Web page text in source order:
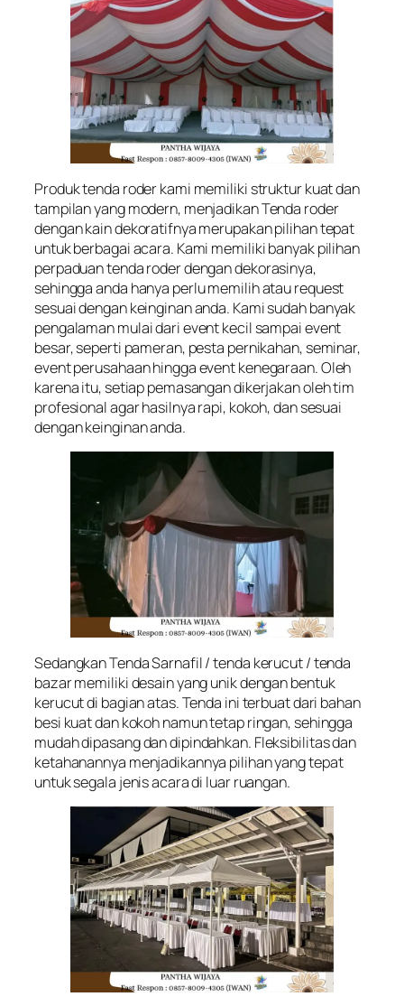
Produk tenda roder kami memiliki struktur kuat dan
tampilan yang modern, menjadikan Tenda roder
dengan kain dekoratifnya merupakan pilihan tepat
untuk berbagai acara. Kami memiliki banyak pilihan
perpaduan tenda roder dengan dekorasinya,
sehingga anda hanya perlu memilih atau request
sesuai dengan keinginan anda. Kami sudah banyak
pengalaman mulai dari event kecil sampai event
besar, seperti pameran, pesta pernikahan, seminar,
event perusahaan hingga event kenegaraan. Oleh
karena itu, setiap pemasangan dikerjakan oleh tim
profesional agar hasilnya rapi, kokoh, dan sesuai
dengan keinginan anda.
Sedangkan Tenda Sarnafil / tenda kerucut / tenda
bazar memiliki desain yang unik dengan bentuk
kerucut di bagian atas. Tenda ini terbuat dari bahan
besi kuat dan kokoh namun tetap ringan, sehingga
mudah dipasang dan dipindahkan. Fleksibilitas dan
ketahanannya menjadikannya pilihan yang tepat
untuk segala jenis acara di luar ruangan.